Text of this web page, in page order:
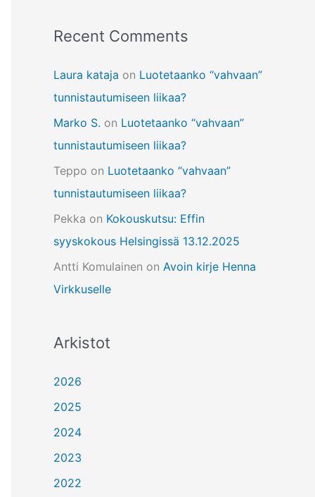
Recent Comments
Laura kataja on Luotetaanko “vahvaan”
tunnistautumiseen liikaa?
Marko S. on Luotetaanko “vahvaan”
tunnistautumiseen liikaa?
Teppo on Luotetaanko “vahvaan”
tunnistautumiseen liikaa?
Pekka on Kokouskutsu: Effin
syyskokous Helsingissä 13.12.2025
Antti Komulainen on Avoin kirje Henna
Virkkuselle
Arkistot
2026
2025
2024
2023
2022